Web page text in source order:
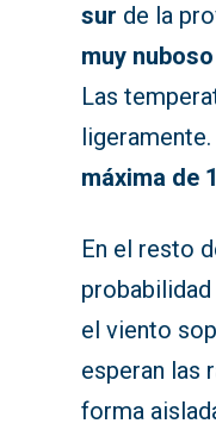
sur de la
muy nuboso
Las
máxima de
En el resto
el viento
esperan las
forma